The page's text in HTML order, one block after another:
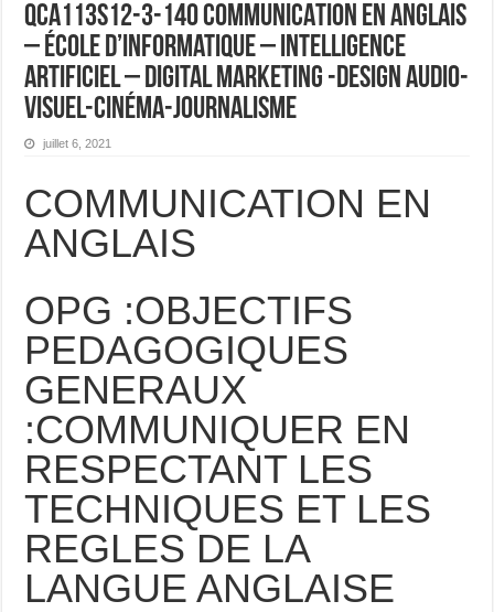
QCA113S12-3-140 COMMUNICATION EN ANGLAIS
– École d’informatique – Intelligence
Artificiel – Digital Marketing -Design Audio-
visuel-Cinéma-Journalisme
juillet 6, 2021
COMMUNICATION EN
ANGLAIS
OPG :OBJECTIFS
PEDAGOGIQUES
GENERAUX
:COMMUNIQUER EN
RESPECTANT LES
TECHNIQUES ET LES
REGLES DE LA
LANGUE ANGLAISE